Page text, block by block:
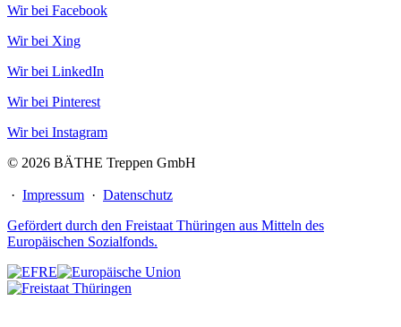
Wir bei Facebook
Wir bei Xing
Wir bei LinkedIn
Wir bei Pinterest
Wir bei Instagram
© 2026 BÄTHE Treppen GmbH
· Impressum · Datenschutz
Gefördert durch den Freistaat Thüringen aus Mitteln des
Europäischen Sozialfonds.